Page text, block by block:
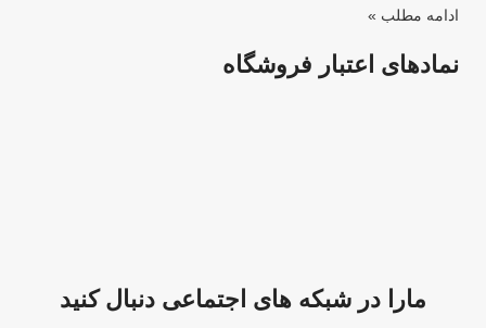
ادامه مطلب »
نمادهای اعتبار فروشگاه
مارا در شبکه های اجتماعی دنبال کنید